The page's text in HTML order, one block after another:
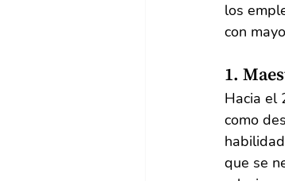
los
con
1.
Hacia el
como
que se